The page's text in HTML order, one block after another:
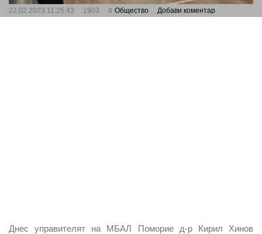
22.02.2023 11:25:43 1903 Общество Добави коментар
Днес управителят на МБАЛ Поморие д-р Кирил Хинов